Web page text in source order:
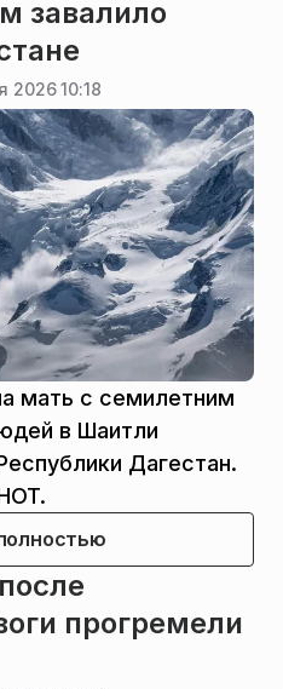
завалило
2026 10:18
мать с семилетним
в Шаитли
Дагестан.
прогремели